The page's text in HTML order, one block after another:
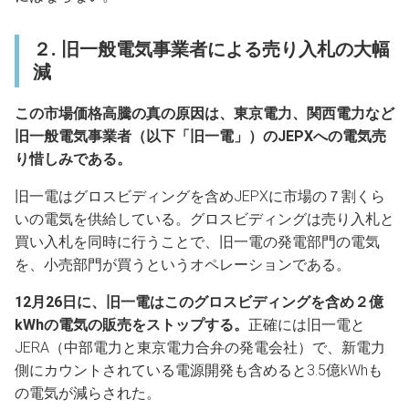
２. 旧一般電気事業者による売り入札の大幅
減
この市場価格高騰の真の原因は、東京電力、関西電力など
旧一般電気事業者（以下「旧一電」）のJEPXへの電気売
り惜しみである。
旧一電はグロスビディングを含めJEPXに市場の７割くら
いの電気を供給している。グロスビディングは売り入札と
買い入札を同時に行うことで、旧一電の発電部門の電気
を、小売部門が買うというオペレーションである。
12月26日に、旧一電はこのグロスビディングを含め２億
kWhの電気の販売をストップする。 正確には旧一電と
JERA（中部電力と東京電力合弁の発電会社）で、新電力
側にカウントされている電源開発も含めると3.5億kWhも
の電気が減らされた。